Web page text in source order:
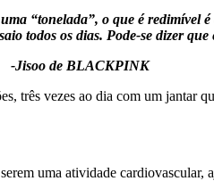
“tonelada”, o que é redimível
todos os dias. Pode-se dizer
-Jisoo de BLACKPINK
vezes ao dia com um jantar
uma atividade cardiovascular,